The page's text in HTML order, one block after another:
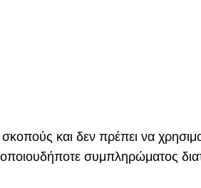
και δεν πρέπει να
συμπληρώματος